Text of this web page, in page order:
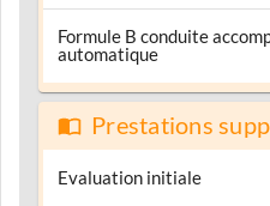
Formule B conduite
automatique
Prestations
Evaluation initiale